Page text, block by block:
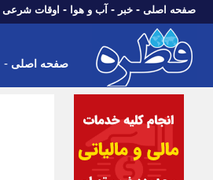
صفحه اصلی - خبر - آب و هوا - اوقات شرعی
صفحه اصلی -